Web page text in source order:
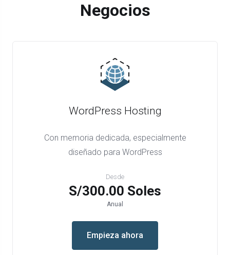
Negocios
WordPress Hosting
Con memoria dedicada, especialmente
diseñado para WordPress
Desde
S/300.00 Soles
Anual
Empieza ahora